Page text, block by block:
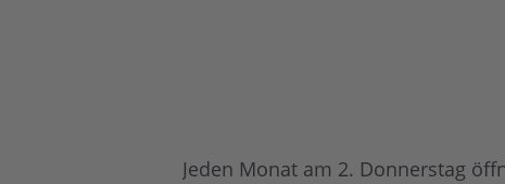
Jeden Monat am 2. Donnerstag